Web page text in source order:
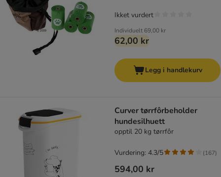
Individuelt 69,00 kr
62,00 kr
Ikket vurdert
Legg i handlekurv
Curver tørrfôrbeholder
hundesilhuett
opptil 20 kg tørrfôr
594,00 kr
Vurdering: 4.3/5 (167)